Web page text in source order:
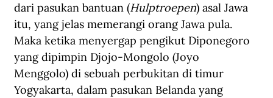
dari pasukan bantuan (Hulptroepen) asal Jawa
itu, yang jelas memerangi orang Jawa pula.
Maka ketika menyergap pengikut Diponegoro
yang dipimpin Djojo-Mongolo (Joyo
Menggolo) di sebuah perbukitan di timur
Yogyakarta, dalam pasukan Belanda yang